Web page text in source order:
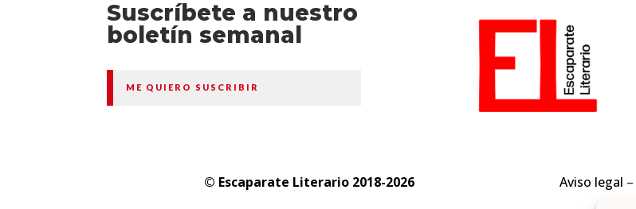
Suscríbete a nuestro
boletín semanal
ME QUIERO SUSCRIBIR
© Escaparate Literario 2018-2026 Aviso legal –